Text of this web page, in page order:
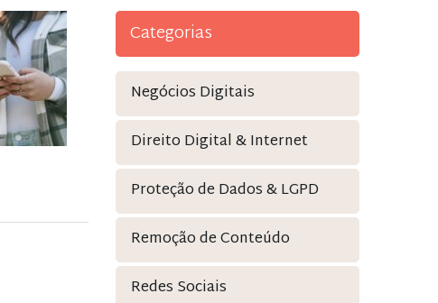
Categorias
Negócios Digitais
Direito Digital & Internet
Proteção de Dados & LGPD
Remoção de Conteúdo
Redes Sociais